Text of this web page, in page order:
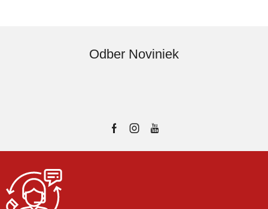
Odber Noviniek